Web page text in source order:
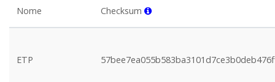
Nome Checksum
ETP